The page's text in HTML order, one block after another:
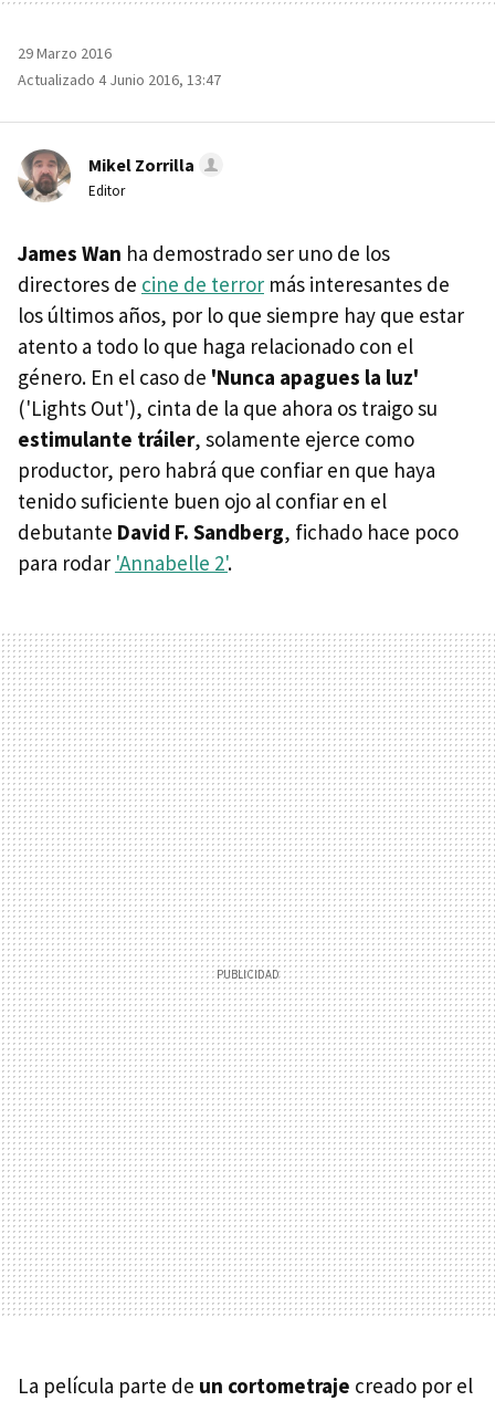
29 Marzo 2016
Actualizado 4 Junio 2016, 13:47
Mikel Zorrilla
Editor
James Wan ha demostrado ser uno de los
directores de cine de terror más interesantes de
los últimos años, por lo que siempre hay que estar
atento a todo lo que haga relacionado con el
género. En el caso de 'Nunca apagues la luz'
('Lights Out'), cinta de la que ahora os traigo su
estimulante tráiler, solamente ejerce como
productor, pero habrá que confiar en que haya
tenido suficiente buen ojo al confiar en el
debutante David F. Sandberg, fichado hace poco
para rodar 'Annabelle 2'.
La película parte de un cortometraje creado por el